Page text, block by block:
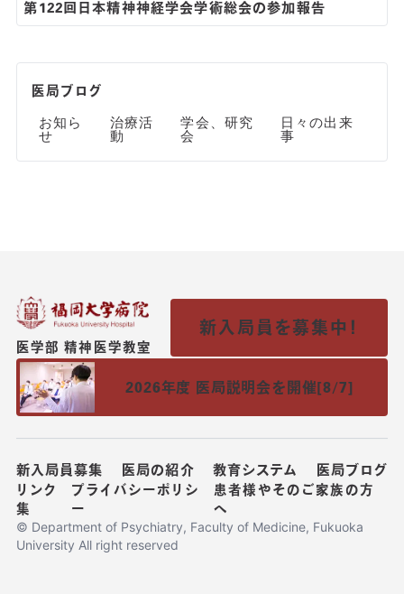
第122回日本精神神経学会学術総会の参加報告
医局ブログ
お知ら
せ
治療活
動
学会、研究
会
日々の出来
事
医学部 精神医学教室
新入局員を募集中！
2026年度 医局説明会を開催[8/7]
新入局員募集 医局の紹介 教育システム
医局ブログ
リンク
集
プライバシーポリシ
ー
患者様やそのご家族の方
へ
© Department of Psychiatry, Faculty of Medicine, Fukuoka
University All right reserved